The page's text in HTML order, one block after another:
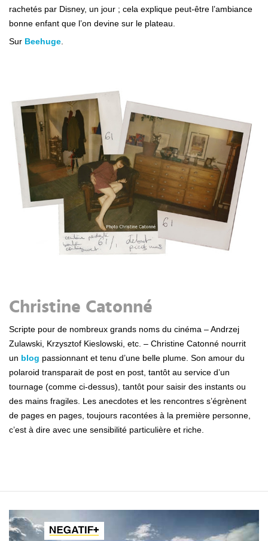
rachetés par Disney, un jour ; cela explique peut-être l’ambiance
bonne enfant que l’on devine sur le plateau.
Sur Beehuge
Christine Catonné
Scripte pour de nombreux grands noms du cinéma – Andrzej
Zulawski, Krzysztof Kieslowski, etc. – Christine Catonné nourrit
un blog passionnant et tenu d’une belle plume. Son amour du
polaroid transparait de post en post, tantôt au service d’un
tournage (comme ci-dessus), tantôt pour saisir des instants ou
des mains fragiles. Les anecdotes et les rencontres s’égrènent
de pages en pages, toujours racontées à la première personne,
c’est à dire avec une sensibilité particulière et riche.